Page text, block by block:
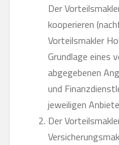
Der
kooperieren
Vorteilsmakler
Grundlage eines
abgegebenen
und
jeweiligen
Der